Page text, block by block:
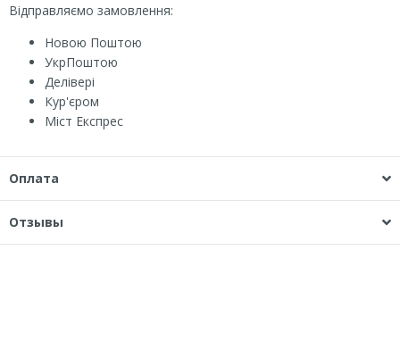
Відправляємо замовлення:
Новою Поштою
УкрПоштою
Делівері
Кур'єром
Міст Експрес
Оплата
Отзывы